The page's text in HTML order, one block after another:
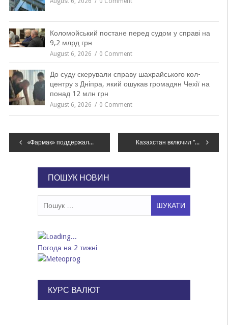
Коломойський постане перед судом у справі на
9,2 млрд грн
August 6, 2026 0 Comment
До суду скерували справу шахрайського кол-
центру з Дніпра, який ошукав громадян Чехії на
понад 12 млн грн
August 6, 2026 0 Comment
Навігація
«Фармак» поддержал создание первого Музея Голодомора в мире Казахстан включил “Амизон” АО “Фармак” в протоколы лечения гриппа и ОРВИ
ПОШУК НОВИН
Погода на 2 тижні
КУРС ВАЛЮТ